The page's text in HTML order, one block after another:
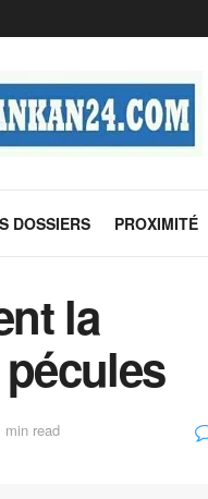
DOSSIERS PROXIMITÉ
la
min read